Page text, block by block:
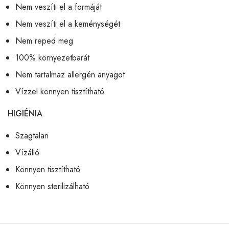
Nem veszíti el a formáját
Nem veszíti el a keménységét
Nem reped meg
100% környezetbarát
Nem tartalmaz allergén anyagot
Vízzel könnyen tisztítható
HIGIÉNIA
Szagtalan
Vízálló
Könnyen tisztítható
Könnyen sterilizálható